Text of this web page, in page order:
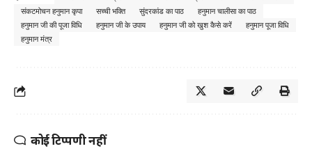
संकटमोचन हनुमान कृपा
सच्ची भक्ति सुंदरकांड का पाठ
हनुमान चालीसा का पाठ
हनुमान जी की पूजा विधि
हनुमान जी के उपाय हनुमान जी को खुश कैसे करें
हनुमान पूजा विधि
हनुमान मंत्र
कोई टिप्पणी नहीं